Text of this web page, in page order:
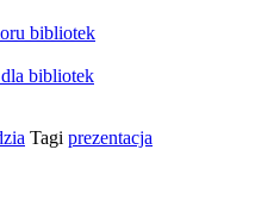
bibliotek
bibliotek
Tagi prezentacja